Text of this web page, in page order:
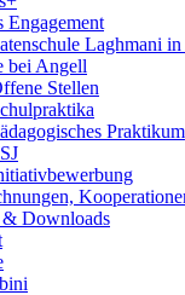
Engagement
Laghmani
bei Angell
Stellen
Praktikum
& Downloads